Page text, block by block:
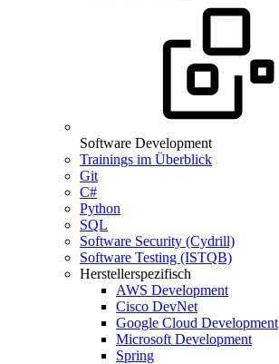
Software Development
Trainings im Überblick
Git
C#
Python
SQL
Software Security (Cydrill)
Software Testing (ISTQB)
Herstellerspezifisch
AWS Development
Cisco DevNet
Google Cloud Development
Microsoft Development
Spring